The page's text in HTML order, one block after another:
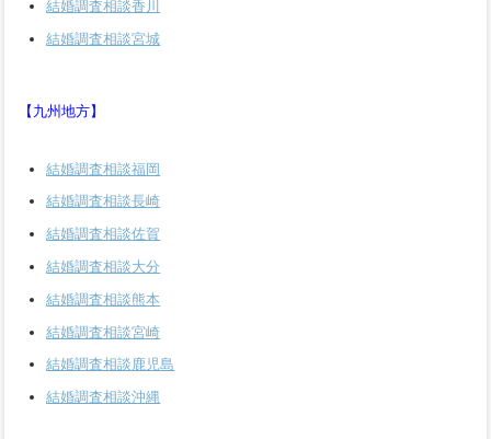
結婚調査相談香川
結婚調査相談宮城
【九州地方】
結婚調査相談福岡
結婚調査相談長崎
結婚調査相談佐賀
結婚調査相談大分
結婚調査相談熊本
結婚調査相談宮崎
結婚調査相談鹿児島
結婚調査相談沖縄